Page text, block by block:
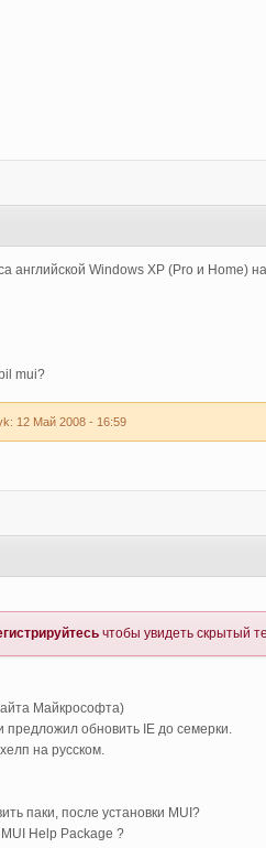
английской Windows XP (Pro и Home)
mui?
12 Май 2008 - 16:59
чтобы увидеть скрытый
Майкрософта)
предложил обновить IE до семерки.
на русском.
паки, после установки MUI?
Help Package ?